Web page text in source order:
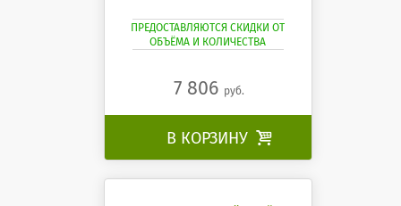
ПРЕДОСТАВЛЯЮТСЯ СКИДКИ ОТ
ОБЪЁМА И КОЛИЧЕСТВА
7 806 руб.
В КОРЗИНУ 